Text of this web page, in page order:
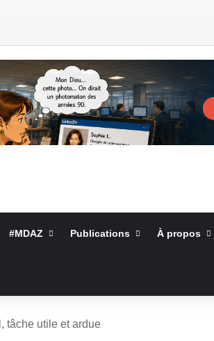
#MDAZ Publications À propos
tâche utile et ardue